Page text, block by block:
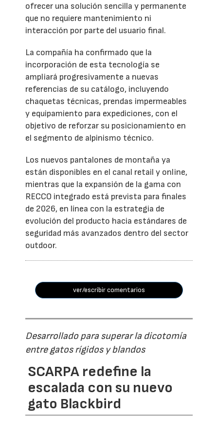
ofrecer una solución sencilla y permanente
que no requiere mantenimiento ni
interacción por parte del usuario final.
La compañía ha confirmado que la
incorporación de esta tecnología se
ampliará progresivamente a nuevas
referencias de su catálogo, incluyendo
chaquetas técnicas, prendas impermeables
y equipamiento para expediciones, con el
objetivo de reforzar su posicionamiento en
el segmento de alpinismo técnico.
Los nuevos pantalones de montaña ya
están disponibles en el canal retail y online,
mientras que la expansión de la gama con
RECCO integrado está prevista para finales
de 2026, en línea con la estrategia de
evolución del producto hacia estándares de
seguridad más avanzados dentro del sector
outdoor.
ver/escribir comentarios
Desarrollado para superar la dicotomía
entre gatos rígidos y blandos
SCARPA redefine la
escalada con su nuevo
gato Blackbird